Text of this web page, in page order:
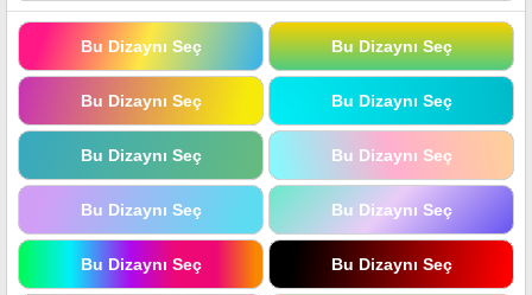
Bu Dizaynı Seç Bu Dizaynı Seç
Bu Dizaynı Seç Bu Dizaynı Seç
Bu Dizaynı Seç Bu Dizaynı Seç
Bu Dizaynı Seç Bu Dizaynı Seç
Bu Dizaynı Seç Bu Dizaynı Seç